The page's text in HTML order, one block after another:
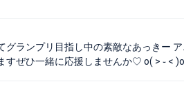
ランプリ目指し中の素敵なあっきー
すぜひ一緒に応援しませんか♡ o( >‎ ֊ <